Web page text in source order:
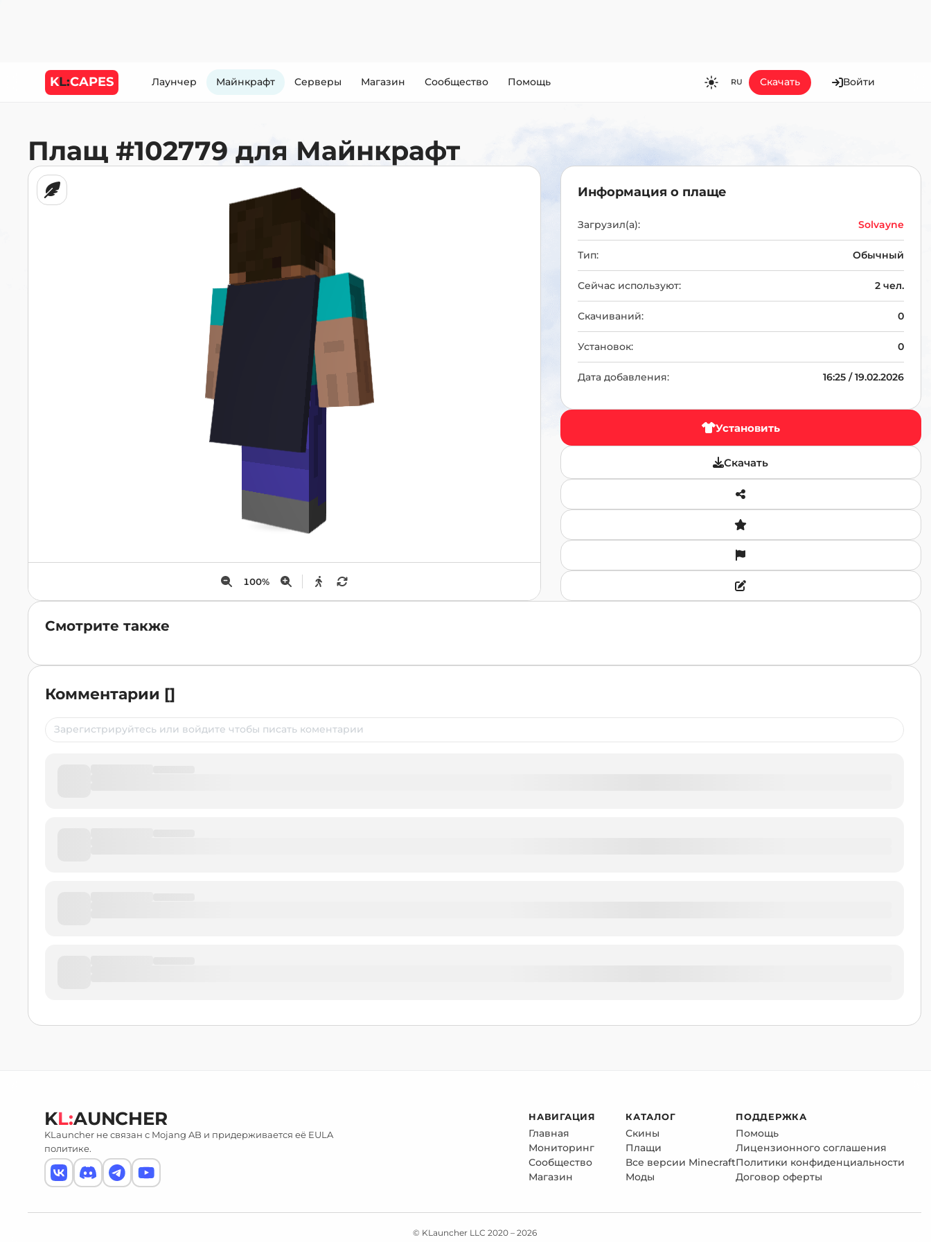
KL:CAPES Лаунчер Майнкрафт Cерверы Магазин Сообщество Помощь RU
KO
Скачать Войти
Плащ #102779 для Майнкрафт
100%
Информация о плаще
Загрузил(а): Solvayne
Тип: Обычный
Сейчас используют: 2 чел.
Скачиваний: 0
Установок: 0
Дата добавления: 16:25 / 19.02.2026
Установить
Скачать
Смотрите также
Комментарии []
KL:AUNCHER
KLauncher не связан с Mojang AB и придерживается её EULA
политике.
НАВИГАЦИЯ
Главная
Мониторинг
Сообщество
Магазин
КАТАЛОГ
Скины
Плащи
Все версии Minecraft
Моды
ПОДДЕРЖКА
Помощь
Лицензионного соглашения
Политики конфиденциальности
Договор оферты
© KLauncher LLC 2020 – 2026